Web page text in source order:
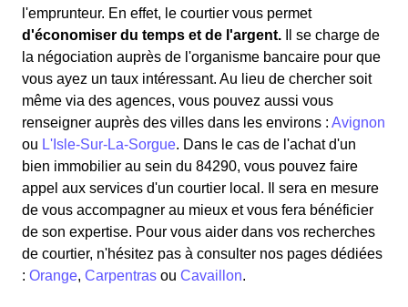
l'emprunteur. En effet, le courtier vous permet
d'économiser du temps et de l'argent.
Il se charge de
la négociation auprès de l'organisme bancaire pour que
vous ayez un taux intéressant. Au lieu de chercher soit
même via des agences, vous pouvez aussi vous
renseigner auprès des villes dans les environs : Avignon
ou L'Isle-Sur-La-Sorgue. Dans le cas de l'achat d'un
bien immobilier au sein du 84290, vous pouvez faire
appel aux services d'un courtier local. Il sera en mesure
de vous accompagner au mieux et vous fera bénéficier
de son expertise. Pour vous aider dans vos recherches
de courtier, n'hésitez pas à consulter nos pages dédiées
: Orange, Carpentras ou Cavaillon.